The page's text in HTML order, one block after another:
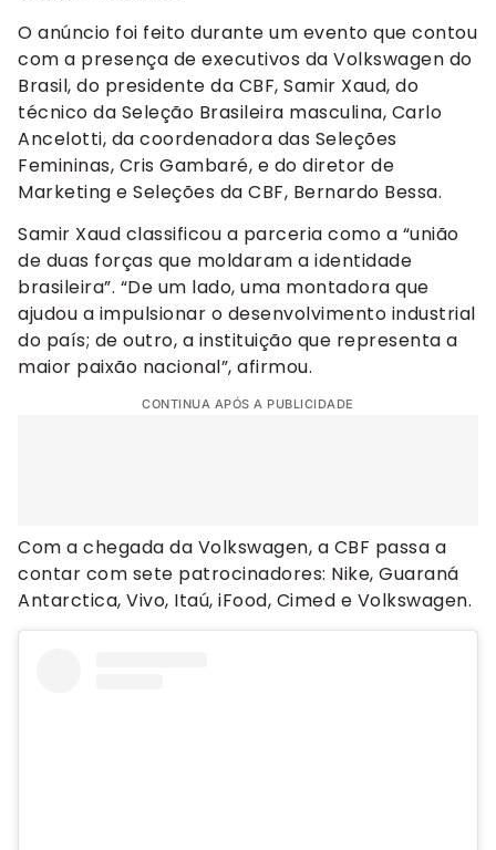
O anúncio foi feito durante um evento que contou
com a presença de executivos da Volkswagen do
Brasil, do presidente da CBF, Samir Xaud, do
técnico da Seleção Brasileira masculina, Carlo
Ancelotti, da coordenadora das Seleções
Femininas, Cris Gambaré, e do diretor de
Marketing e Seleções da CBF, Bernardo Bessa.
Samir Xaud classificou a parceria como a “união
de duas forças que moldaram a identidade
brasileira”. “De um lado, uma montadora que
ajudou a impulsionar o desenvolvimento industrial
do país; de outro, a instituição que representa a
maior paixão nacional”, afirmou.
CONTINUA APÓS A PUBLICIDADE
Com a chegada da Volkswagen, a CBF passa a
contar com sete patrocinadores: Nike, Guaraná
Antarctica, Vivo, Itaú, iFood, Cimed e Volkswagen.